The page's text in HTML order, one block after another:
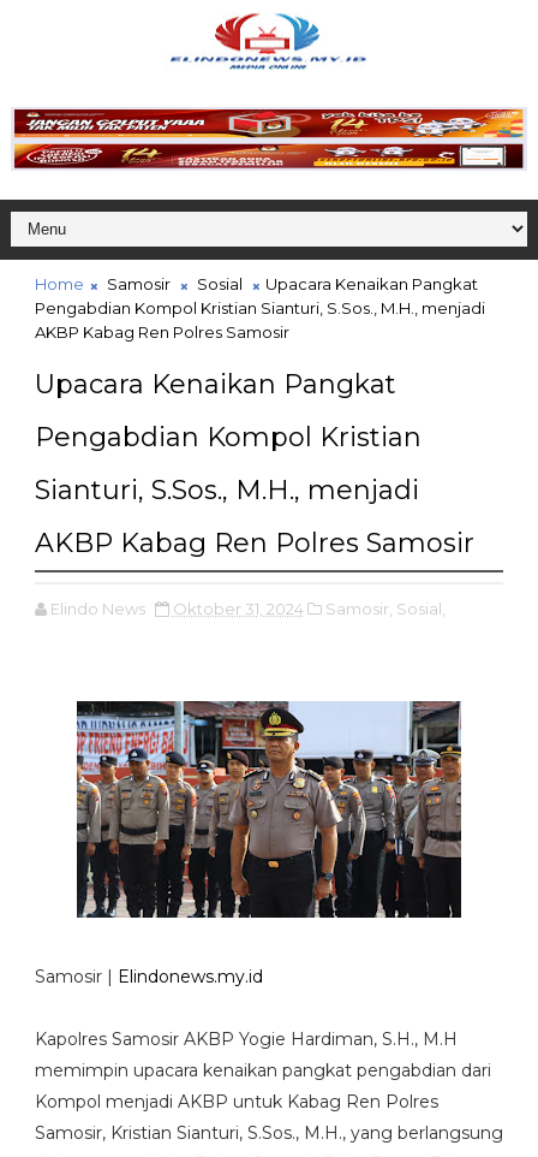
Home Samosir Sosial
Upacara Kenaikan Pangkat
Pengabdian Kompol Kristian Sianturi, S.Sos., M.H., menjadi
AKBP Kabag Ren Polres Samosir
Upacara Kenaikan Pangkat
Pengabdian Kompol Kristian
Sianturi, S.Sos., M.H., menjadi
AKBP Kabag Ren Polres Samosir
Elindo News Oktober 31, 2024 Samosir, Sosial,
Samosir | Elindonews.my.id
Kapolres Samosir AKBP Yogie Hardiman, S.H., M.H
memimpin upacara kenaikan pangkat pengabdian dari
Kompol menjadi AKBP untuk Kabag Ren Polres
Samosir, Kristian Sianturi, S.Sos., M.H., yang berlangsung